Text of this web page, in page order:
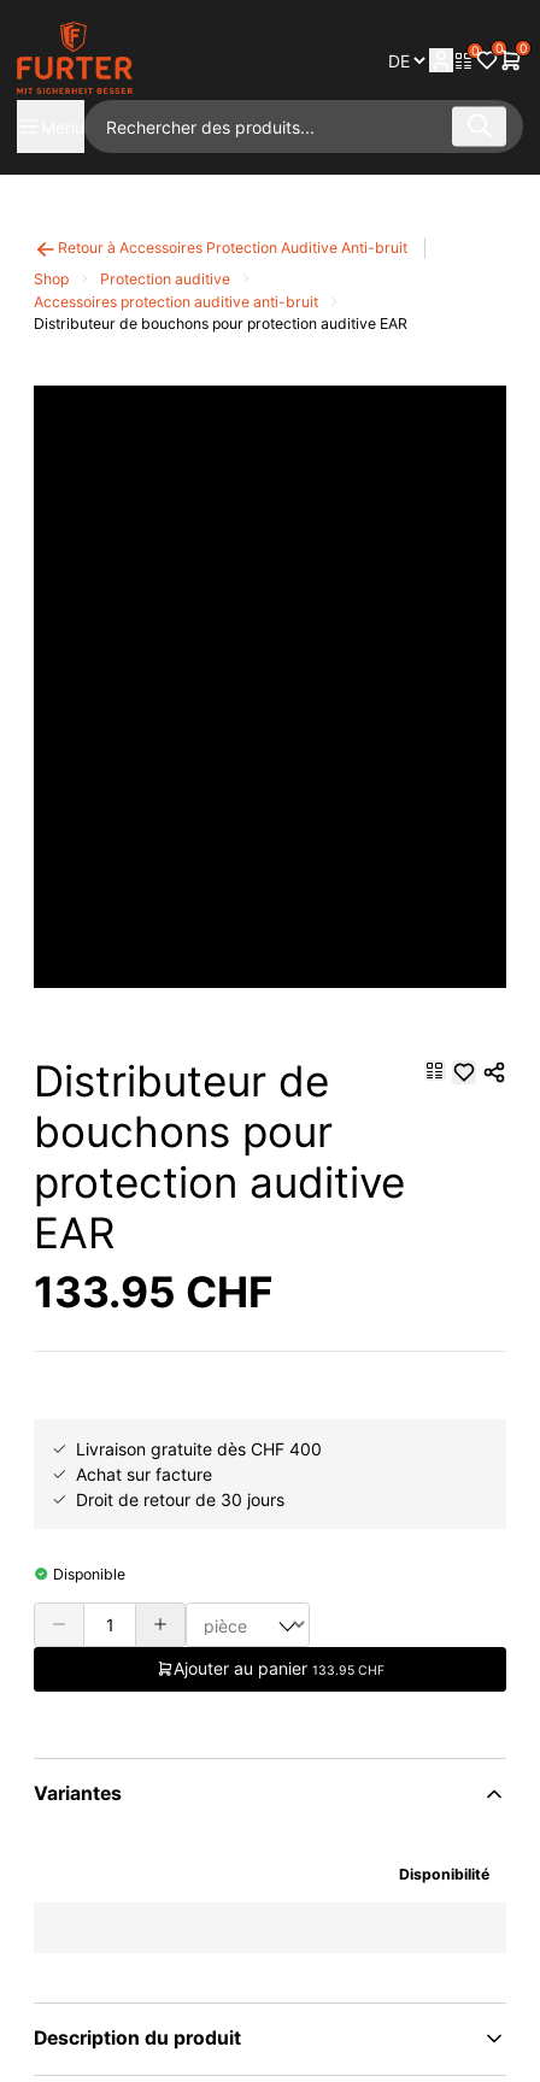
0 0 0
Retour à Accessoires Protection Auditive Anti-bruit
Shop
Protection auditive
Accessoires protection auditive anti-bruit
Distributeur de bouchons pour protection auditive EAR
Distributeur de
bouchons pour
protection auditive
EAR
133.95 CHF
Livraison gratuite dès CHF 400
Achat sur facture
Droit de retour de 30 jours
Disponible
Ajouter au panier 133.95 CHF
Variantes
Disponibilité
Description du produit